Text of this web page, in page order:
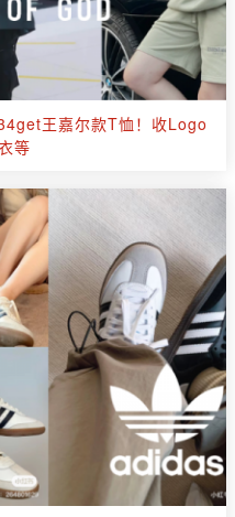
王嘉尔款T恤！收Logo
等